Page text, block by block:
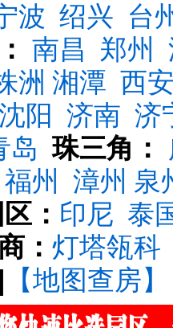
波 绍兴 台
南昌 郑州
洲 湘潭 西
阳 济南 济
岛 珠三角：
福州 漳州 泉
： 印尼 泰
： 灯塔瓴科
| 【地图查房】